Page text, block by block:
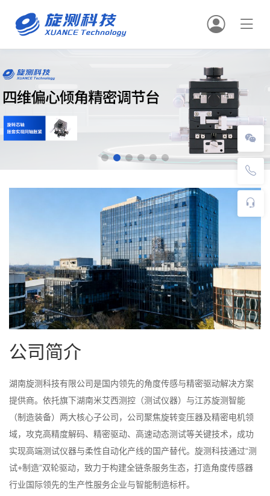
公司简介
湖南旋测科技有限公司是国内领先的角度传感与精密驱动解决方案
提供商。依托旗下湖南米艾西测控（测试仪器）与江苏旋测智能
（制造装备）两大核心子公司，公司聚焦旋转变压器及精密电机领
域，攻克高精度解码、精密驱动、高速动态测试等关键技术，成功
实现高端测试仪器与柔性自动化产线的国产替代。旋测科技通过“测
试+制造”双轮驱动，致力于构建全链条服务生态，打造角度传感器
行业国际领先的生产性服务企业与智能制造标杆。